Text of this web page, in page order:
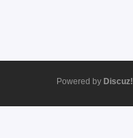
Powered by Discuz!